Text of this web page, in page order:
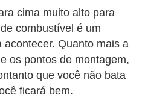
cima muito alto para
combustível é um
Quanto mais a
os pontos de montagem,
que você não bata
ficará bem.